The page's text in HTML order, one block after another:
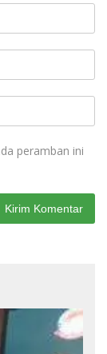
peramban ini